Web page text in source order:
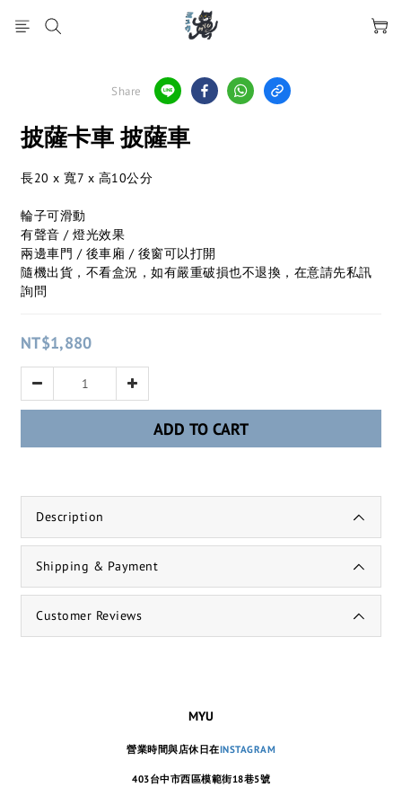
Share
披薩卡車 披薩車
長20 x 寬7 x 高10公分
輪子可滑動
有聲音 / 燈光效果
兩邊車門 / 後車廂 / 後窗可以打開
隨機出貨，不看盒況，如有嚴重破損也不退換，在意請先私訊
詢問
NT$1,880
ADD TO CART
Description
Shipping & Payment
Customer Reviews
MYU
營業時間與店休日在INSTAGRAM
403台中市西區模範街18巷5號